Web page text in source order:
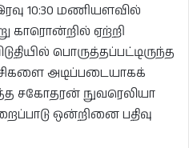
இரவு 10:30 மணியளவில்
காரொன்றில் ஏற்றி
பொருத்தப்பட்டிருந்த
அடிப்படையாகக்
நுவரெலியா
ஒன்றினை பதிவு